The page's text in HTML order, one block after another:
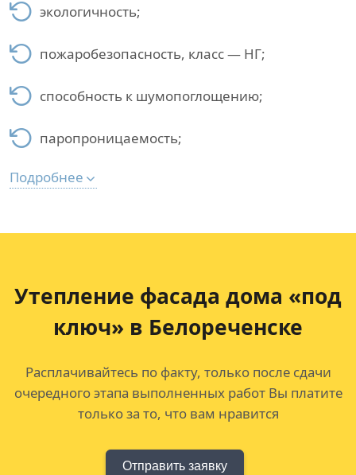
экологичность;
пожаробезопасность, класс — НГ;
способность к шумопоглощению;
паропроницаемость;
Подробнее
Утепление фасада дома «под
ключ» в Белореченске
Расплачивайтесь по факту, только после сдачи
очередного этапа выполненных работ Вы платите
только за то, что вам нравится
Отправить заявку